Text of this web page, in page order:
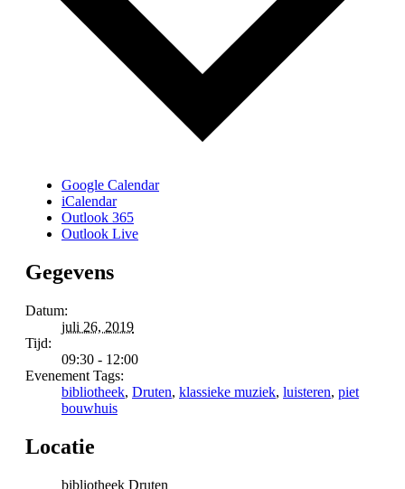
Google Calendar
iCalendar
Outlook 365
Outlook Live
Gegevens
Datum:
juli 26, 2019
Tijd:
09:30 - 12:00
Evenement Tags:
bibliotheek, Druten, klassieke muziek, luisteren, piet
bouwhuis
Locatie
bibliotheek Druten